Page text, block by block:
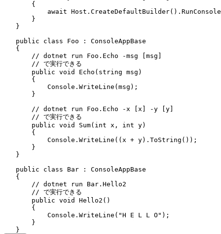
        {
            await
Host . CreateDefaultBuilder() .
        }
    }
    public
class Foo :
ConsoleAppBase
    {
        // dotnet run Foo.Echo -msg [msg]
        // で実行できる
        public
void Echo ( string msg)
        {
            Console
. WriteLine (msg);
        }
        // dotnet run Foo.Echo -x [x] -y [y]
        // で実行できる
        public
void Sum( int x , int y)
        {
            Console
. WriteLine ((x + y) . ToString ());
        }
    }
    public
class Bar :
ConsoleAppBase
    {
        // dotnet run Bar.Hello2
        // で実行できる
        public
void Hello2 ()
        {
            Console
. WriteLine ( "H E L L O " );
        }
    }